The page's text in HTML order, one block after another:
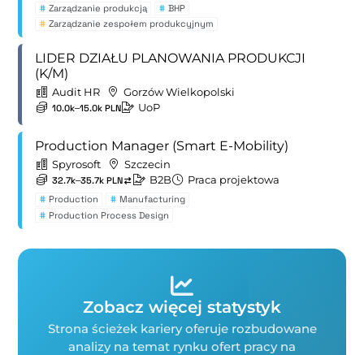
# Zarządzanie produkcją # BHP
# Zarządzanie zespołem produkcyjnym
LIDER DZIAŁU PLANOWANIA PRODUKCJI
(K/M)
Audit HR Gorzów Wielkopolski
10.0k–15.0k PLN UoP
Production Manager (Smart E-Mobility)
Spyrosoft Szczecin
32.7k–35.7k PLN B2B Praca projektowa
# Production # Manufacturing
# Production Process Design
Zobacz więcej statystyk
Strona ścieżek kariery oferuje rozbudowane
analizy na temat rynku ofert pracy na